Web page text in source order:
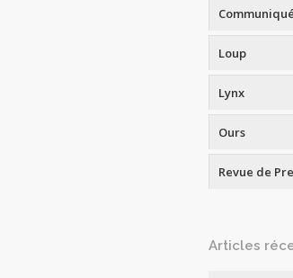
Loup
Lynx
Ours
Revue de
Articles